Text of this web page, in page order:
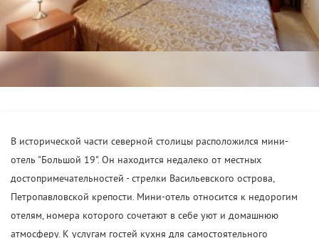
В исторической части северной столицы расположился мини-
отель "Большой 19". Он находится недалеко от местных
достопримечательностей - стрелки Васильевского острова,
Петропавловской крепости. Мини-отель относится к недорогим
отелям, номера которого сочетают в себе уют и домашнюю
атмосферу. К услугам гостей кухня для самостоятельного